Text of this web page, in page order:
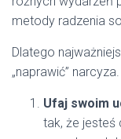
metody radzenia
Dlatego
„naprawić”
Ufaj swoim
tak, że jesteś